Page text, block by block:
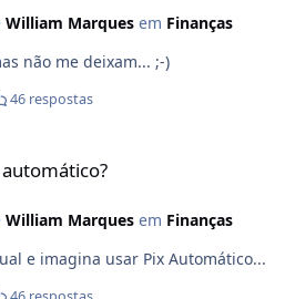
William Marquesem Finanças
não me deixam... ;-)
46 respostas
William Marquesem Finanças
e imagina usar Pix Automático...